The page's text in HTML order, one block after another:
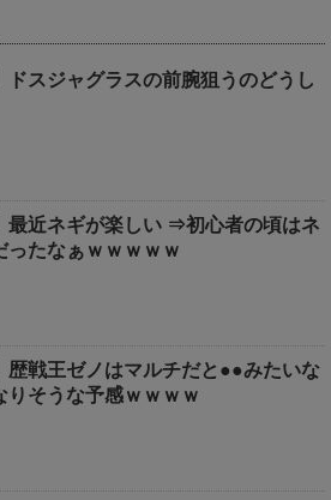
ドスジャグラスの前腕狙うのどうし
最近ネギが楽しい ⇒初心者の頃はネ
ったなぁｗｗｗｗｗ
歴戦王ゼノはマルチだと●●みたいな
りそうな予感ｗｗｗｗ